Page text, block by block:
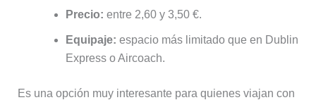
Precio: entre 2,60 y 3,50 €.
Equipaje: espacio más limitado que en Dublin
Express o Aircoach.
Es una opción muy interesante para quienes viajan con